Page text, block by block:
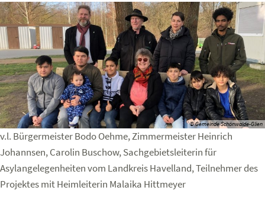
© Gemeinde Schönwalde-Glien
v.l. Bürgermeister Bodo Oehme, Zimmermeister Heinrich
Johannsen, Carolin Buschow, Sachgebietsleiterin für
Asylangelegenheiten vom Landkreis Havelland, Teilnehmer des
Projektes mit Heimleiterin Malaika Hittmeyer